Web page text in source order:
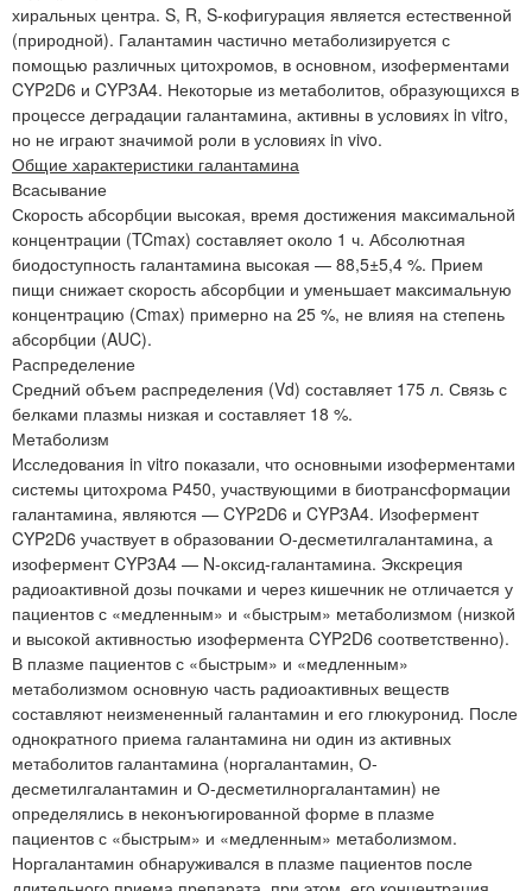
хиральных центра. S, R, S-кофигурация является естественной
(природной). Галантамин частично метаболизируется с
помощью различных цитохромов, в основном, изоферментами
CYP2D6 и CYP3A4. Некоторые из метаболитов, образующихся в
процессе деградации галантамина, активны в условиях in vitro,
но не играют значимой роли в условиях in vivo.
Общие характеристики галантамина
Всасывание
Скорость абсорбции высокая, время достижения максимальной
концентрации (TCmax) составляет около 1 ч. Абсолютная
биодоступность галантамина высокая — 88,5±5,4 %. Прием
пищи снижает скорость абсорбции и уменьшает максимальную
концентрацию (Сmax) примерно на 25 %, не влияя на степень
абсорбции (AUC).
Распределение
Средний объем распределения (Vd) составляет 175 л. Связь с
белками плазмы низкая и составляет 18 %.
Метаболизм
Исследования in vitro показали, что основными изоферментами
системы цитохрома Р450, участвующими в биотрансформации
галантамина, являются — CYP2D6 и CYP3A4. Изофермент
CYP2D6 участвует в образовании О-десметилгалантамина, а
изофермент CYP3A4 — N-оксид-галантамина. Экскреция
радиоактивной дозы почками и через кишечник не отличается у
пациентов с «медленным» и «быстрым» метаболизмом (низкой
и высокой активностью изофермента CYP2D6 соответственно).
В плазме пациентов с «быстрым» и «медленным»
метаболизмом основную часть радиоактивных веществ
составляют неизмененный галантамин и его глюкуронид. После
однократного приема галантамина ни один из активных
метаболитов галантамина (норгалантамин, О-
десметилгалантамин и О-десметилноргалантамин) не
определялись в неконъюгированной форме в плазме
пациентов с «быстрым» и «медленным» метаболизмом.
Норгалантамин обнаруживался в плазме пациентов после